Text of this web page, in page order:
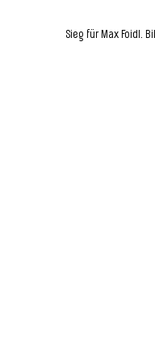
Sieg für Max Foidl.